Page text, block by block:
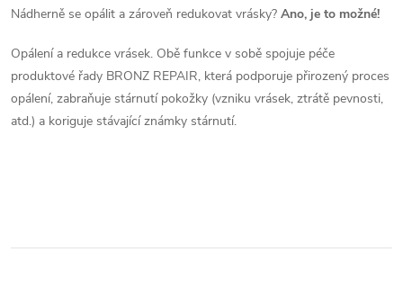
v
l
á
d
Nádherně se opálit a zároveň redukovat vrásky? Ano, je to možné!
Opálení a redukce vrásek. Obě funkce v sobě spojuje péče
produktové řady BRONZ REPAIR, která podporuje přirozený proces
opálení, zabraňuje stárnutí pokožky (vzniku vrásek, ztrátě pevnosti,
atd.) a koriguje stávající známky stárnutí.